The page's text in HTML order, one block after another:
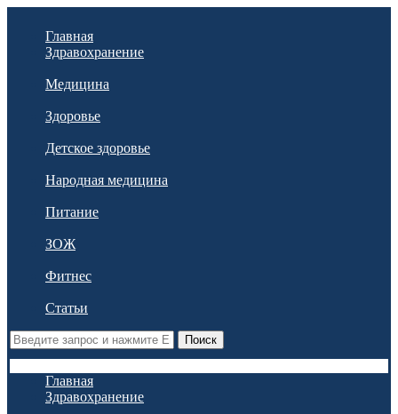
Главная
Здравохранение
Медицина
Здоровье
Детское здоровье
Народная медицина
Питание
ЗОЖ
Фитнес
Статьи
Поиск
Главная
Здравохранение